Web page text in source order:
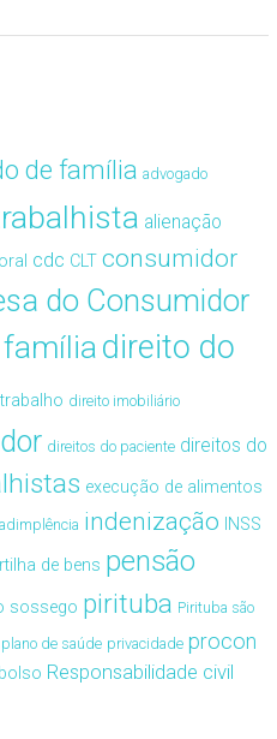
de família advogado
alienação
cdc CLT consumidor
do Consumidor
direito do
direito imobiliário
direitos do paciente direitos do
execução de alimentos
indenização INSS
de bens pensão
sossego pirituba Pirituba são
plano de saúde privacidade procon
Responsabilidade civil